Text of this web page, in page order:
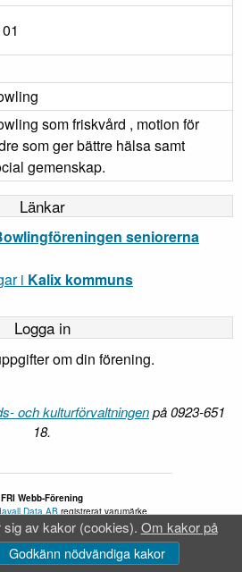
som friskvård , motion för
som ger bättre hälsa samt
gemenskap.
Länkar
seniorerna
i Kalix kommuns
Logga in
om din förening.
och kulturförvaltningenpå 0923-651
18.
FRI Webb-Förening
Data ABregistrerat varumärke.
av kakor (cookies). Om kakor på
Godkänn nödvändiga kakor